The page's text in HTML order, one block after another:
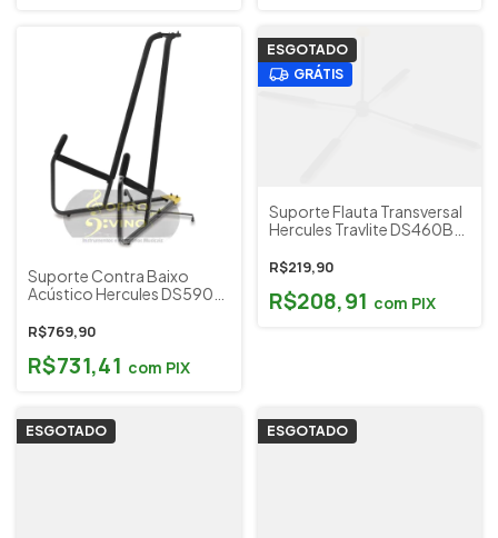
Suporte Contra Baixo
Acústico Hercules DS590B
R$769,90
R$731,41 com PIX
ESGOTADO
GRÁTIS
Suporte Flauta Transversal
Hercules Travlite DS460B
R$219,90
R$208,91 com PIX
ESGOTADO ESGOTADO